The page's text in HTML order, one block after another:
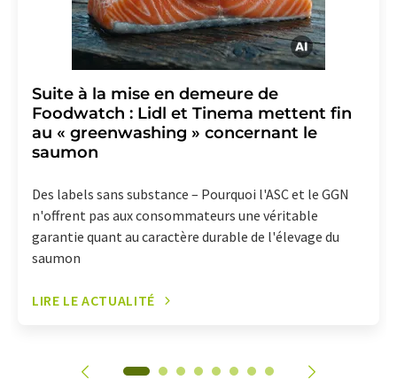
Suite à la mise en demeure de
Foodwatch : Lidl et Tinema mettent fin
au « greenwashing » concernant le
saumon
Des labels sans substance – Pourquoi l'ASC et le GGN
n'offrent pas aux consommateurs une véritable
garantie quant au caractère durable de l'élevage du
saumon
LIRE LE ACTUALITÉ